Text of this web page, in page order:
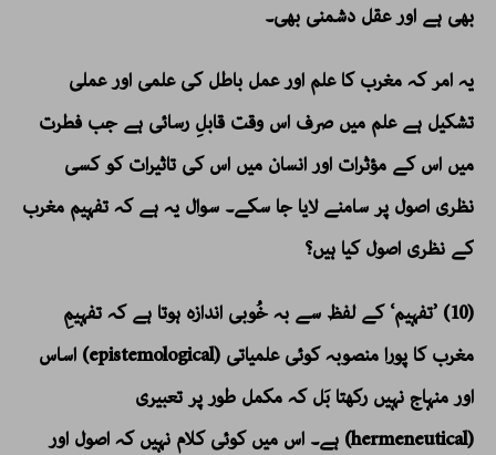
بھی ہے اور عقل دشمنی بھی۔
یہ امر کہ مغرب کا علم اور عمل باطل کی علمی اور عملی
تشکیل ہے علم میں صرف اس وقت قابلِ رسائی ہے جب فطرت
میں اس کے مؤثرات اور انسان میں اس کی تاثیرات کو کسی
نظری اصول پر سامنے لایا جا سکے۔ سوال یہ ہے کہ تفہیم مغرب
کے نظری اصول کیا ہیں؟
(10) ’تفہیم‘ کے لفظ سے بہ خُوبی اندازہ ہوتا ہے کہ تفہیمِ
مغرب کا پورا منصوبہ کوئی علمیاتی (epistemological) اساس
اور منہاج نہیں رکھتا بَل کہ مکمل طور پر تعبیری
(hermeneutical) ہے۔ اس میں کوئی کلام نہیں کہ اصول اور